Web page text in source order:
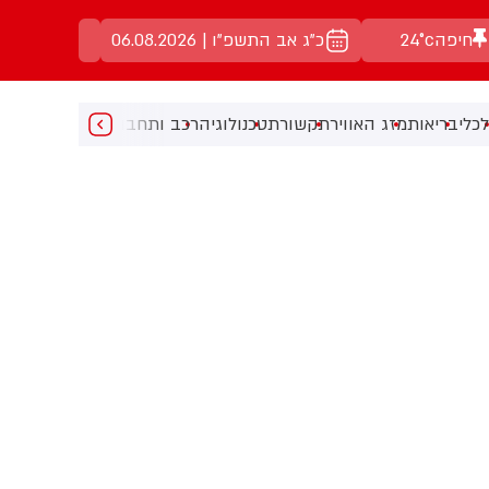
חיפה24°c כ"ג אב התשפ"ו | 06.08.2026
בריאותמזג האווירתקשורתטכנולוגיהרכב ותחבורהמעניין